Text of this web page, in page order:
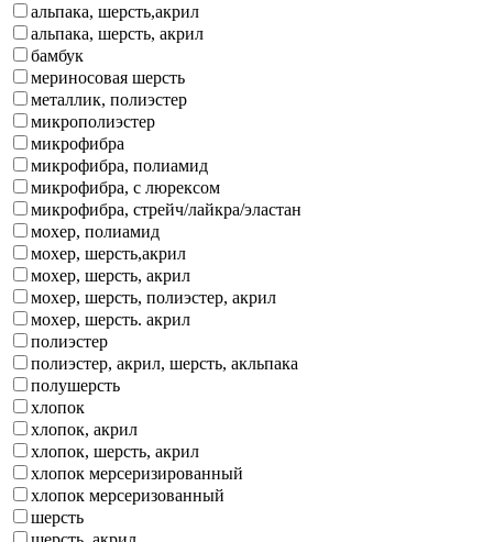
альпака, шерсть,акрил
альпака, шерсть, акрил
бамбук
мериносовая шерсть
металлик, полиэстер
микрополиэстер
микрофибра
микрофибра, полиамид
микрофибра, с люрексом
микрофибра, стрейч/лайкра/эластан
мохер, полиамид
мохер, шерсть,акрил
мохер, шерсть, акрил
мохер, шерсть, полиэстер, акрил
мохер, шерсть. акрил
полиэстер
полиэстер, акрил, шерсть, акльпака
полушерсть
хлопок
хлопок, акрил
хлопок, шерсть, акрил
хлопок мерсеризированный
хлопок мерсеризованный
шерсть